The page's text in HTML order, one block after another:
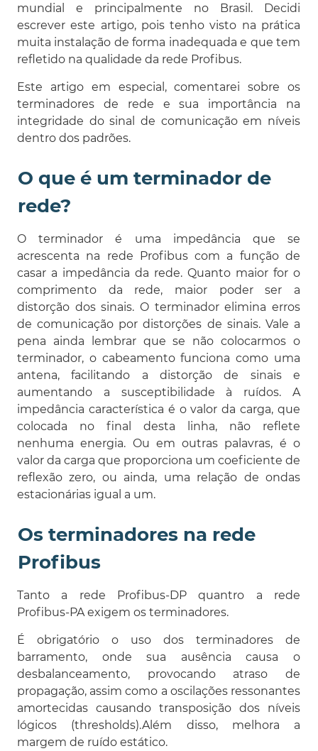
mundial e principalmente no Brasil. Decidi
escrever este artigo, pois tenho visto na prática
muita instalação de forma inadequada e que tem
refletido na qualidade da rede Profibus.
Este artigo em especial, comentarei sobre os
terminadores de rede e sua importância na
integridade do sinal de comunicação em níveis
dentro dos padrões.
O que é um terminador de
rede?
O terminador é uma impedância que se
acrescenta na rede Profibus com a função de
casar a impedância da rede. Quanto maior for o
comprimento da rede, maior poder ser a
distorção dos sinais. O terminador elimina erros
de comunicação por distorções de sinais. Vale a
pena ainda lembrar que se não colocarmos o
terminador, o cabeamento funciona como uma
antena, facilitando a distorção de sinais e
aumentando a susceptibilidade à ruídos. A
impedância característica é o valor da carga, que
colocada no final desta linha, não reflete
nenhuma energia. Ou em outras palavras, é o
valor da carga que proporciona um coeficiente de
reflexão zero, ou ainda, uma relação de ondas
estacionárias igual a um.
Os terminadores na rede
Profibus
Tanto a rede Profibus-DP quantro a rede
Profibus-PA exigem os terminadores.
É obrigatório o uso dos terminadores de
barramento, onde sua ausência causa o
desbalanceamento, provocando atraso de
propagação, assim como a oscilações ressonantes
amortecidas causando transposição dos níveis
lógicos (thresholds).Além disso, melhora a
margem de ruído estático.